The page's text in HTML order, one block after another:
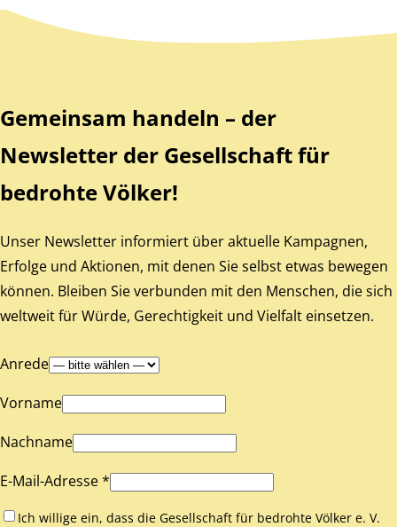
Zurück zum Hauptinhalt
Zurück zur Navigation
Gemeinsam handeln – der
Newsletter der Gesellschaft für
bedrohte Völker!
Unser Newsletter informiert über aktuelle Kampagnen,
Erfolge und Aktionen, mit denen Sie selbst etwas bewegen
können. Bleiben Sie verbunden mit den Menschen, die sich
weltweit für Würde, Gerechtigkeit und Vielfalt einsetzen.
Anrede
Vorname
Nachname
E-Mail-Adresse *
Ich willige ein, dass die Gesellschaft für bedrohte Völker e. V.